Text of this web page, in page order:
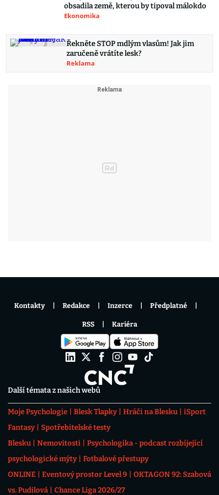
obsadila země, kterou by tipoval málokdo
Ekonomika
Řekněte STOP mdlým vlasům! Jak jim
zaručeně vrátíte lesk?
Reklama
Další témata z našich webů
Moje Psychologie Blesk Tlapky Hráči na Blesku
iSport
Fantasy
Spotřebitelské testy
Blesku
Nemovitosti
Psychologika - podcast rozbíjející
psychologické mýty
Fotbalové přestupy
ONLINE
Eventový prostor Level 9
OKTAGON 92: Szabová
vs. Pudilová
Chance Liga 2026/27
Kontakty Redakce Inzerce Předplatné
RSS Kariéra